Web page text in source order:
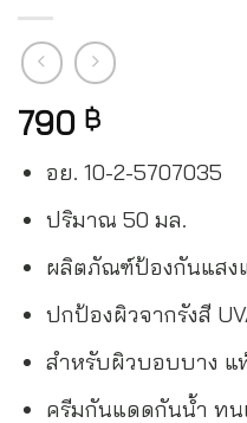
790 ฿
อย. 10-2-5707035
ปริมาณ 50 มล.
ผลิตภัณฑ์ป้องกันแสง
ปกป้องผิวจากรังสี
สำหรับผิวบอบบาง แ
ครีมกันแดดกันน้ำ ทน